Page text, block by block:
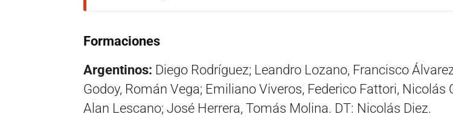
Formaciones
Argentinos: Diego Rodríguez; Leandro Lozano, Francisco
Godoy, Román Vega; Emiliano Viveros, Federico Fattori, Nicolás
Alan Lescano; José Herrera, Tomás Molina. DT: Nicolás Diez.